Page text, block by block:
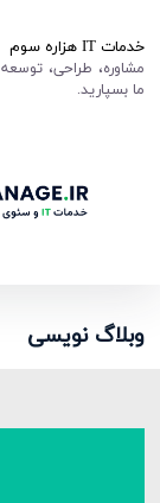
خدمات IT هزاره سوم
مشاوره، طراحی،
ما بسپارید.
وبلاگ نویسی